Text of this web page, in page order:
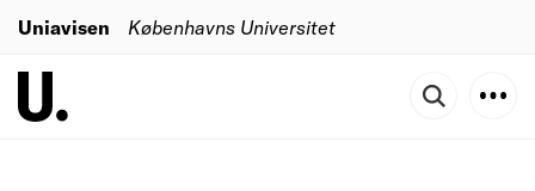
Uniavisen Københavns Universitet